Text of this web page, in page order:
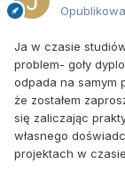
Ja w czasie
problem- goły
odpada na samym
że zostałem
się zaliczając
własnego
projektach w